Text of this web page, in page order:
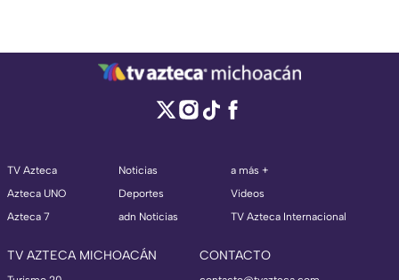
TV Azteca
Azteca UNO
Azteca 7
Noticias
Deportes
adn Noticias
a más +
Videos
TV Azteca Internacional
TV AZTECA MICHOACÁN CONTACTO